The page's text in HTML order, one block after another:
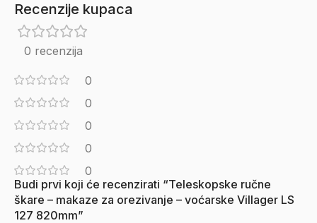
Recenzije kupaca
0 recenzija
0
0
0
0
0
Budi prvi koji će recenzirati “Teleskopske ručne
škare – makaze za orezivanje – voćarske Villager LS
127 820mm”